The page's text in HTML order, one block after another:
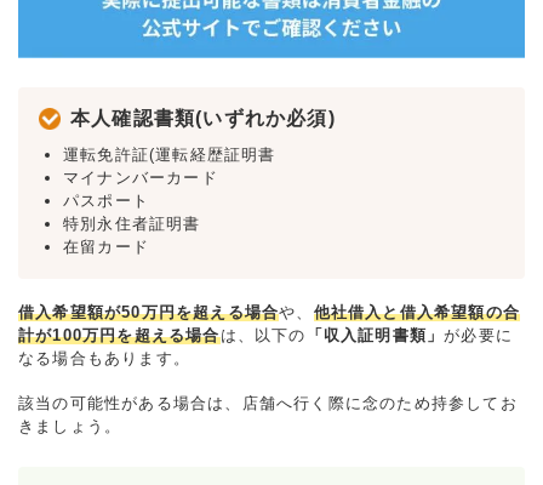
本人確認書類(いずれか必須)
運転免許証(運転経歴証明書
マイナンバーカード
パスポート
特別永住者証明書
在留カード
借入希望額が50万円を超える場合や、 他社借入と借入希望額の合
計が100万円を超える場合は、以下の 「収入証明書類」が必要に
なる場合もあります。
該当の可能性がある場合は、店舗へ行く際に念のため持参してお
きましょう。